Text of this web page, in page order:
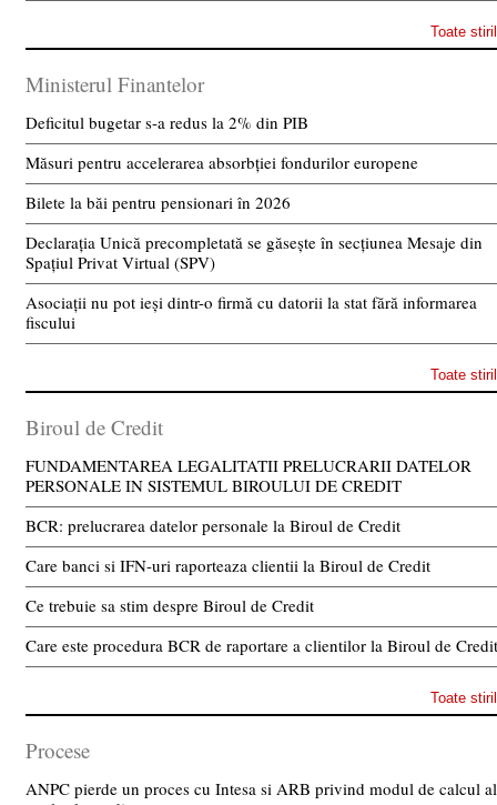
Toate
Ministerul Finantelor
Deficitul bugetar s-a redus la 2% din PIB
Măsuri pentru accelerarea absorbției fondurilor europene
Bilete la băi pentru pensionari în 2026
Declarația Unică precompletată se găsește în secțiunea Mesaje din
Spațiul Privat Virtual (SPV)
Asociații nu pot ieși dintr-o firmă cu datorii la stat fără informarea
fiscului
Toate
Biroul de Credit
FUNDAMENTAREA LEGALITATII PRELUCRARII DATELOR
PERSONALE IN SISTEMUL BIROULUI DE CREDIT
BCR: prelucrarea datelor personale la Biroul de Credit
Care banci si IFN-uri raporteaza clientii la Biroul de Credit
Ce trebuie sa stim despre Biroul de Credit
Care este procedura BCR de raportare a clientilor la Biroul de Credit
Toate
Procese
ANPC pierde un proces cu Intesa si ARB privind modul de calcul al